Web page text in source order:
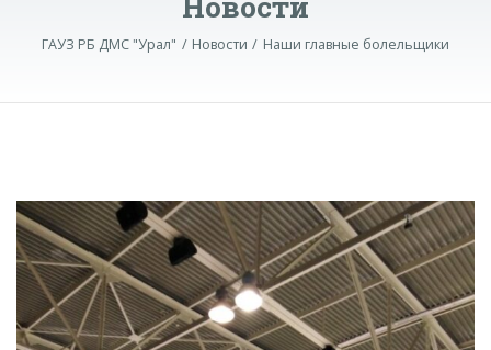
ГАУЗ РБ ДМС "Урал" Новости Наши главные болельщики